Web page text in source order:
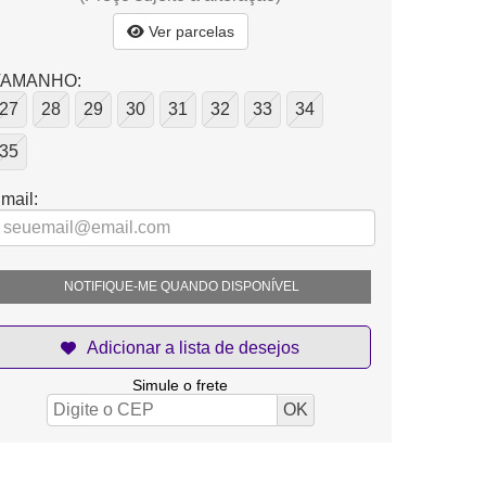
Ver parcelas
27
28 29 30 31 32 33 34
35
NOTIFIQUE-ME QUANDO DISPONÍVEL
Simule o frete